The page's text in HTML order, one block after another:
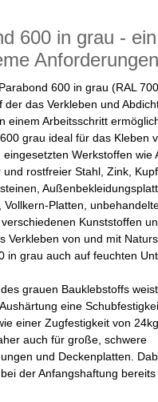
600 in grau -
Anforderungen
600 in grau (RAL
der das Verkleben und
einem Arbeitsschritt
grau ideal für das Kleben
eingesetzten Werkstoffen wie
rostfreier Stahl, Zink,
Platten,
Kunststoffen
Verkleben von und mit
in grau auch auf feuchten
grauen Bauklebstoffs
eine
einer Zugfestigkeit von
auch für große, schwere
und Deckenplatten.
der Anfangshaftung